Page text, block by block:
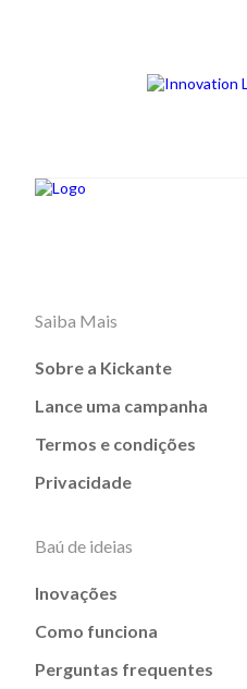
Saiba Mais
Sobre a Kickante
Lance uma campanha
Termos e condições
Privacidade
Baú de ideias
Inovações
Como funciona
Perguntas frequentes